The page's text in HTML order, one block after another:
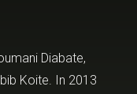
Diabate,
Koite. In 2013